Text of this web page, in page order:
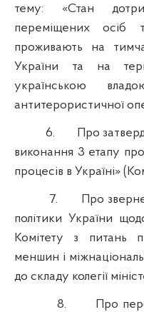
тему: «Стан
переміщених осіб
проживають на
України та на
українською
антитерористичної
6.
Про
виконання 3 етапу
процесів в Україні»
7.
Про
політики України
Комітету з питань
меншин і
до складу колегії
8.
Про